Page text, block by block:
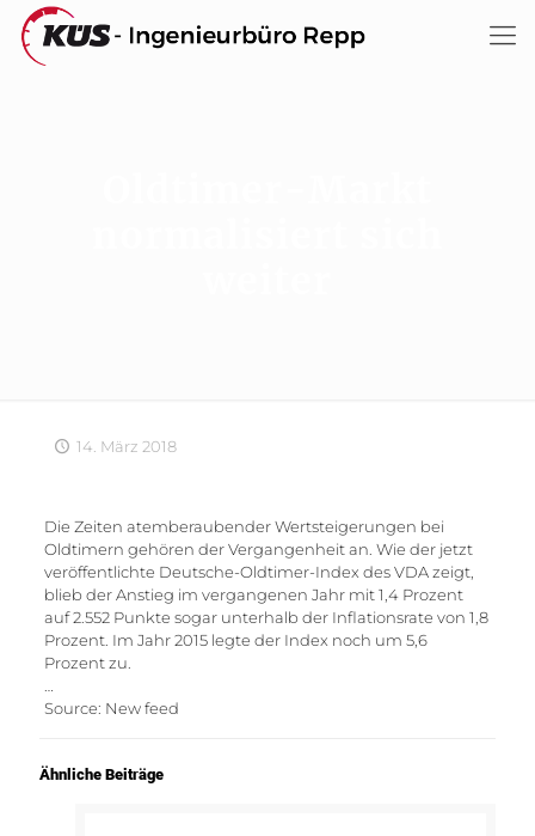
14. März 2018
Die Zeiten atemberaubender Wertsteigerungen bei
Oldtimern gehören der Vergangenheit an. Wie der jetzt
veröffentlichte Deutsche-Oldtimer-Index des VDA zeigt,
blieb der Anstieg im vergangenen Jahr mit 1,4 Prozent
auf 2.552 Punkte sogar unterhalb der Inflationsrate von 1,8
Prozent. Im Jahr 2015 legte der Index noch um 5,6
Prozent zu.
Source: New feed
Ähnliche Beiträge